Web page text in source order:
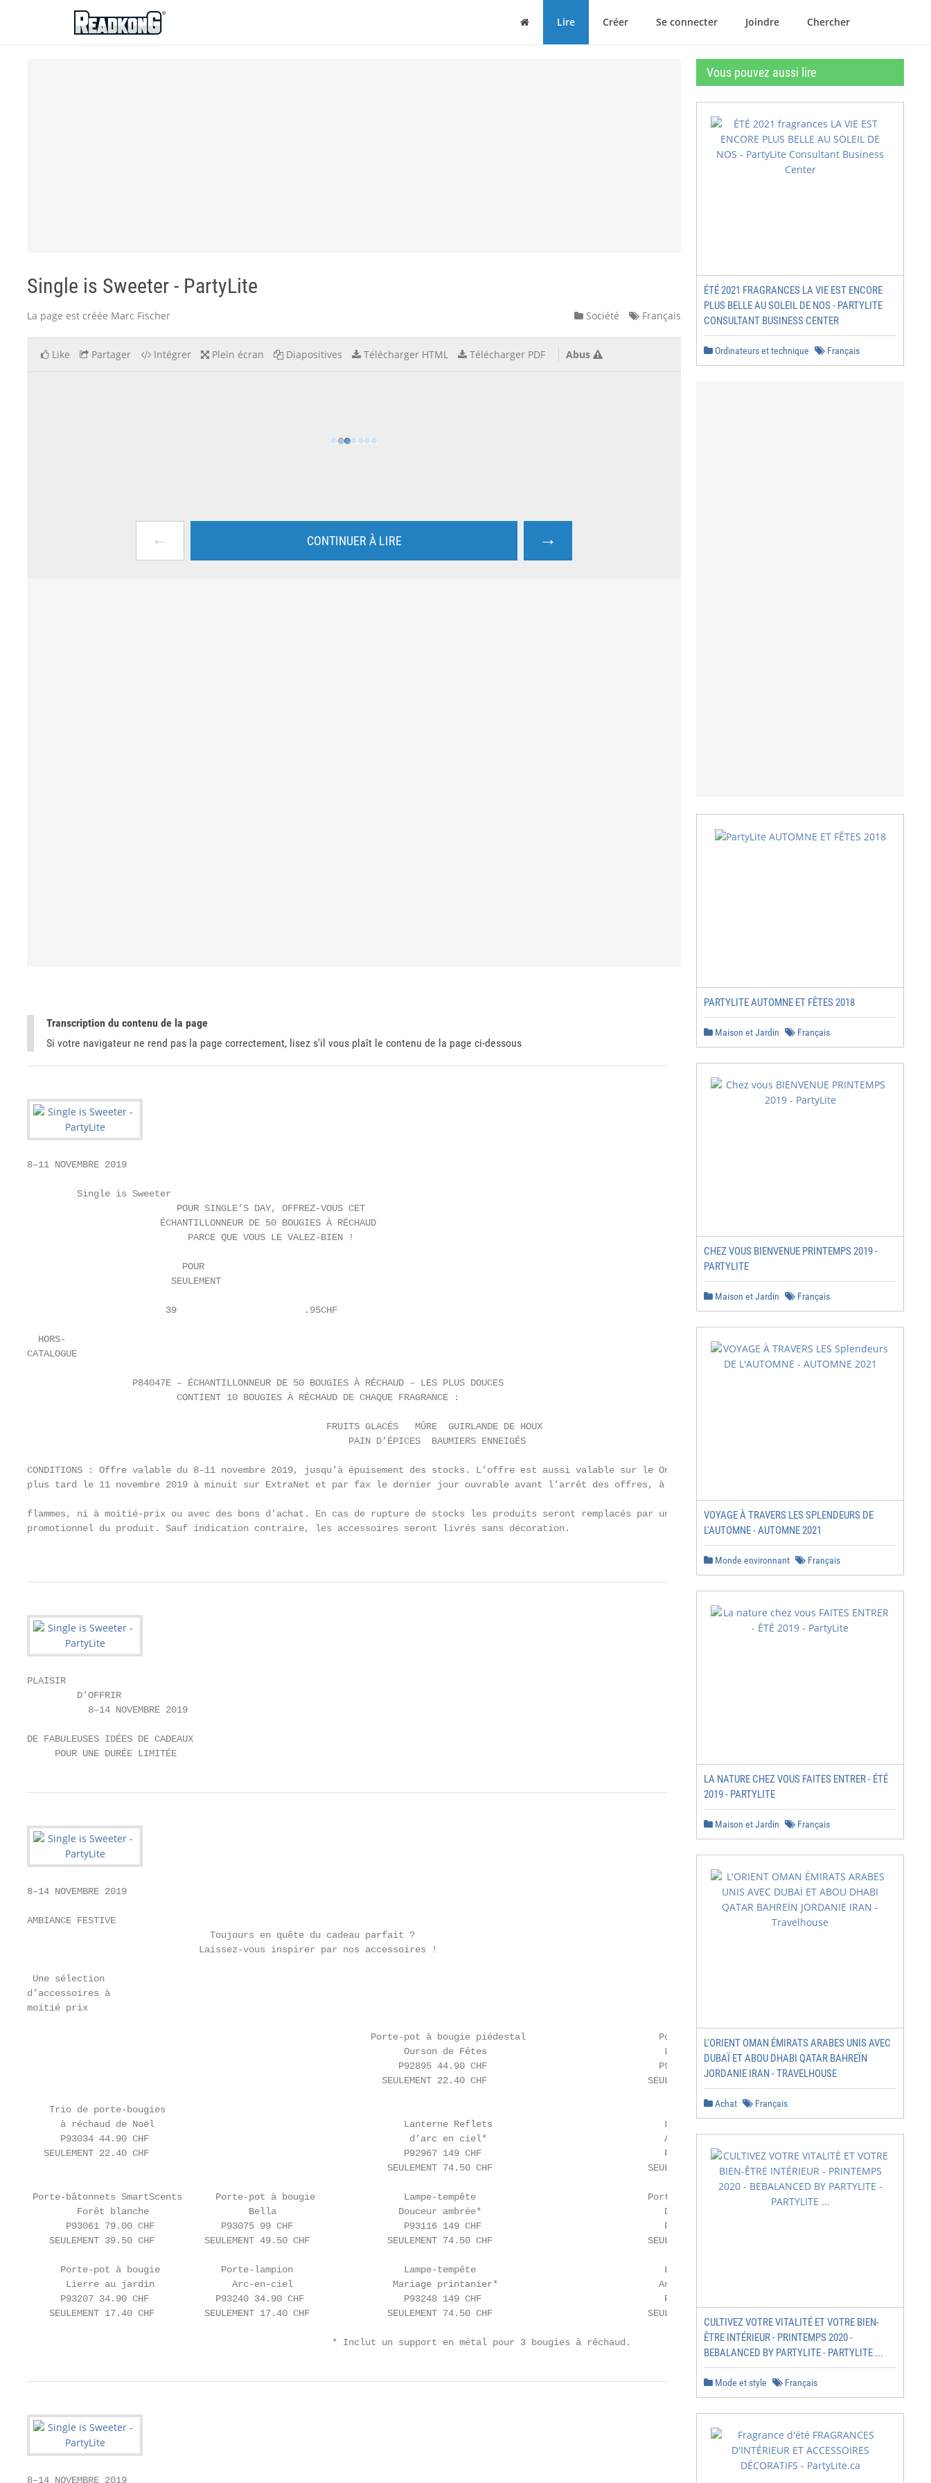
ReadkonG
MaisonLire Créer Se connecter Joindre Chercher
Single is Sweeter - PartyLite
La page est créée Marc Fischer Société Français
Like Partager Intégrer Plein écran Diapositives Télécharger HTML Télécharger PDF Abus
← CONTINUER À LIRE →
Transcription du contenu de la page
Si votre navigateur ne rend pas la page correctement, lisez s'il vous plaît le contenu de la page ci-dessous
8–11 NOVEMBRE 2019
         Single is Sweeter
                           POUR SINGLE’S DAY, OFFREZ-VOUS CET
                        ÉCHANTILLONNEUR DE 50 BOUGIES À RÉCHAUD
                             PARCE QUE VOUS LE VALEZ-BIEN !
                            POUR
                          SEULEMENT
                         39                       .95CHF
  HORS-
CATALOGUE
                   P84047E – ÉCHANTILLONNEUR DE 50 BOUGIES À RÉCHAUD – LES PLUS DOUCES
                           CONTIENT 10 BOUGIES À RÉCHAUD DE CHAQUE FRAGRANCE :
                                                      FRUITS GLACÉS   MÛRE  GUIRLANDE DE HOUX
                                                          PAIN D’ÉPICES  BAUMIERS ENNEIGÉS
CONDITIONS : Offre valable du 8–11 novembre 2019, jusqu’à épuisement des stocks. L’offre est aussi valable sur le Online Shop. Réception des synthèses de Party au
plus tard le 11 novembre 2019 à minuit sur ExtraNet et par fax le dernier jour ouvrable avant l’arrêt des offres, à 16 h. Les offres ne peuvent pas se commander
flammes, ni à moitié-prix ou avec des bons d’achat. En cas de rupture de stocks les produits seront remplacés par un bon d’achat non-remboursable de la valeur du
promotionnel du produit. Sauf indication contraire, les accessoires seront livrés sans décoration.
PLAISIR
         D’OFFRIR
           8–14 NOVEMBRE 2019
DE FABULEUSES IDÉES DE CADEAUX
     POUR UNE DURÉE LIMITÉE
8–14 NOVEMBRE 2019
AMBIANCE FESTIVE
                                 Toujours en quête du cadeau parfait ?
                               Laissez-vous inspirer par nos accessoires !
Une sélection
d’accessoires à
moitié prix
                                                              Porte-pot à bougie piédestal                        Porte-pot à bougie        Porte-lampion
                                                                    Ourson de Fêtes                                Lanterne rouge                filé
                                                                   P92895 44.90 CHF                               P92910 69.90 CHF         P92939 44.90 CHF
                                                                SEULEMENT 22.40 CHF                             SEULEMENT 34.90 CHF      SEULEMENT 22.40 CHF
    Trio de porte-bougies
      à réchaud de Noël                                             Lanterne Reflets                               Lampe-tempête            Lampe-tempête
      P93034 44.90 CHF                                               d’arc en ciel*                                Azur iridescent*           Étincelles*
   SEULEMENT 22.40 CHF                                              P92967 149 CHF                                 P92997 159 CHF           P92855 159 CHF
                                                                 SEULEMENT 74.50 CHF                            SEULEMENT 79.50 CHF      SEULEMENT 79.50 CHF
Porte-bâtonnets SmartScents      Porte-pot à bougie                Lampe-tempête                               Porte-bougie à réchaud   Porte-bougie à réchaud
         Forêt blanche                  Bella                      Douceur ambrée*                                 Douceur ambrée            Amour arctique
       P93061 79.00 CHF            P93075 99 CHF                    P93116 149 CHF                                 P93173 39.90 CHF         P93171 44.90 CHF
    SEULEMENT 39.50 CHF         SEULEMENT 49.50 CHF              SEULEMENT 74.50 CHF                            SEULEMENT 19.90 CHF      SEULEMENT 22.40 CHF
      Porte-pot à bougie           Porte-lampion                    Lampe-tempête                                  Lampe-tempête           Porte-pot à bougie
       Lierre au jardin              Arc-en-ciel                  Mariage printanier*                             Anneaux argentés         Chouette argentée
      P93207 34.90 CHF            P93240 34.90 CHF                  P93248 149 CHF                                 P92635 109 CHF          P92905 59.90 CHF
    SEULEMENT 17.40 CHF         SEULEMENT 17.40 CHF              SEULEMENT 74.50 CHF                            SEULEMENT 54.50 CHF      SEULEMENT 29.90 CHF
                                                       * Inclut un support en métal pour 3 bougies à réchaud.
8–14 NOVEMBRE 2019
Vous pouvez aussi lire
ÉTÉ 2021 FRAGRANCES LA VIE EST ENCORE
PLUS BELLE AU SOLEIL DE NOS - PARTYLITE
CONSULTANT BUSINESS CENTER
Ordinateurs et technique Français
PARTYLITE AUTOMNE ET FÊTES 2018
Maison et Jardin Français
CHEZ VOUS BIENVENUE PRINTEMPS 2019 -
PARTYLITE
Maison et Jardin Français
VOYAGE À TRAVERS LES SPLENDEURS DE
L'AUTOMNE - AUTOMNE 2021
Monde environnant Français
LA NATURE CHEZ VOUS FAITES ENTRER - ÉTÉ
2019 - PARTYLITE
Maison et Jardin Français
L'ORIENT OMAN ÉMIRATS ARABES UNIS AVEC
DUBAÏ ET ABOU DHABI QATAR BAHREÏN
JORDANIE IRAN - TRAVELHOUSE
Achat Français
CULTIVEZ VOTRE VITALITÉ ET VOTRE BIEN-
ÊTRE INTÉRIEUR - PRINTEMPS 2020 -
BEBALANCED BY PARTYLITE - PARTYLITE ...
Mode et style Français